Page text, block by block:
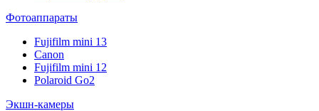
Фотоаппараты
Fujifilm mini 13
Canon
Fujifilm mini 12
Polaroid Go2
Экшн-камеры